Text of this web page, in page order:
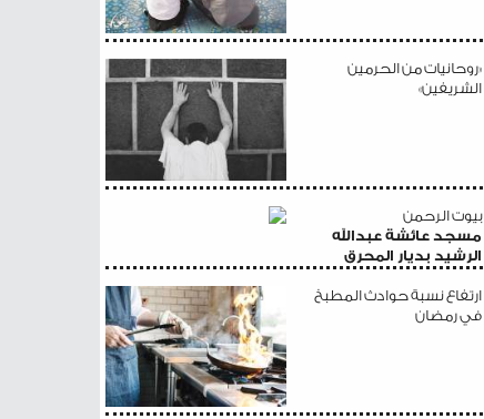
«روحانيات من الحرمين
الشريفين»
بيوت الرحمن
مسجد عائشة عبدالله
الرشيد بديار المحرق
ارتفاع نسبة حوادث المطبخ
في رمضان